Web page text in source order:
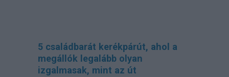
5 családbarát kerékpárút, ahol a
megállók legalább olyan
izgalmasak, mint az út